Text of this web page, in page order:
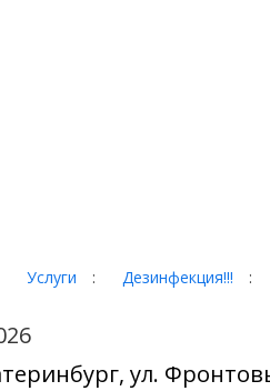
Услуги : Дезинфекция!!!
:
ул.